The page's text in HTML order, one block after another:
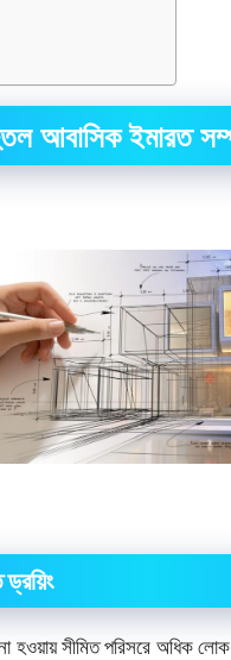
আবাসিক ইমারত
হওয়ায় সীমিত পরিসরে অধিক